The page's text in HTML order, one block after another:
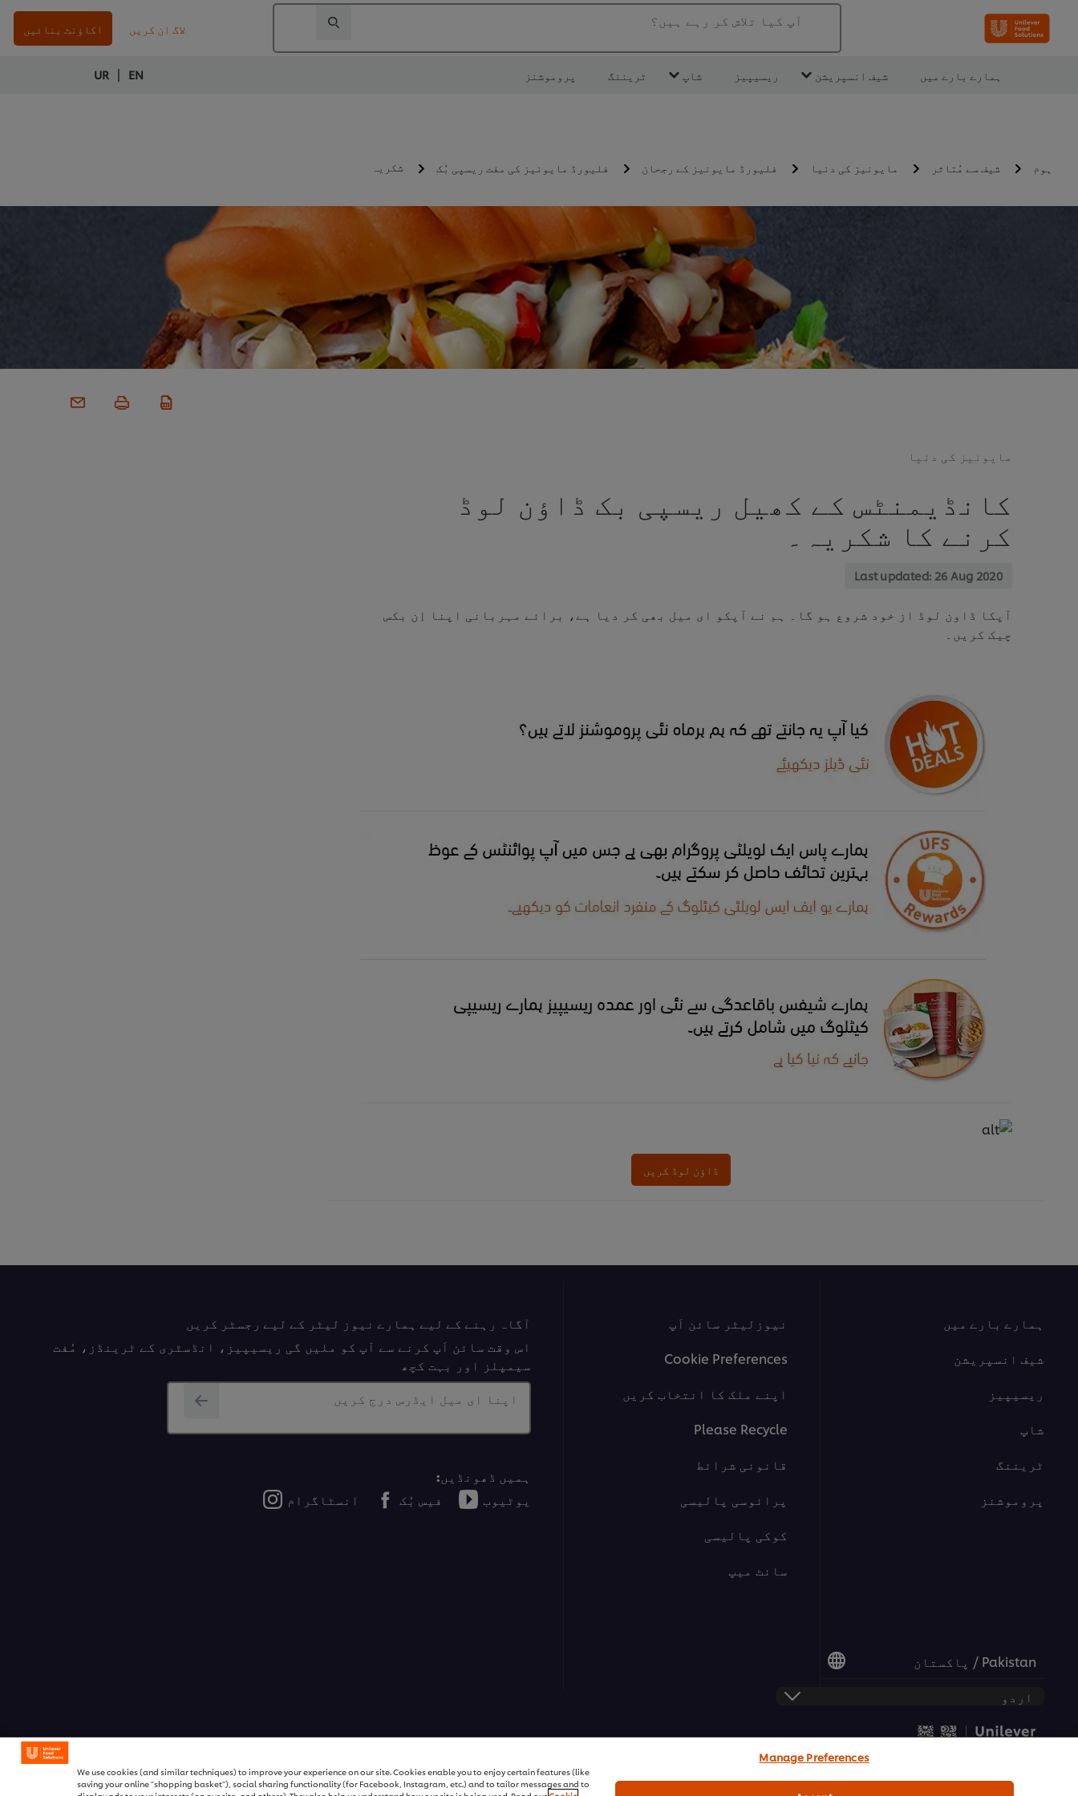
آپ کیا تلاش کر رہے ہیں؟ لاگ ان کریں اکاؤنٹ بنائیں
ہمارے بارے میں شیف انسپریشن ریسیپیز شاپ ٹریننگ پروموشنز EN
|
UR
ہوم شیف سے مُتاثر مایونیز کی دنیا فلیورڈ مایونیز کے رجحان فلیورڈ مایونیز کی مفت ریسپی بُک شکریہ
مایونیز کی دنیا
کانڈیمنٹس کے کھیل ریسپی بک ڈاؤن لوڈ
کرنے کا شکریہ۔
Last updated: 26 Aug 2020
آپکا ڈاون لوڈ از خود شروع ہو گا۔ ہم نے آپکو ای میل بھی کر دیا ہے، برائے مہربانی اپنا اِن بکس
چیک کریں۔
ڈاؤن لوڈ کریں
ہمارے بارے میں
شیف انسپریشن
ریسیپیز
شاپ
ٹریننگ
پروموشنز
نیوزلیٹر سائن اَپ
Cookie Preferences
اپنے ملک کا انتخاب کریں
Please Recycle
قانونی شرائط
پرائوسی پالیسی
کوکی پالیسی
سائٹ میپ
آگاہ رہنے کے لیے ہمارے نیوز لیٹر کے لیے رجسٹر کریں
اس وقت سائن اَپ کرنے سے آپ کو ملیں گی ریسیپیز، انڈسٹری کے ٹرینڈز، مُفت
سیمپلز اور بہت کچھ
اپنا ای میل ایڈرس درج کریں
ہمیں ڈھونڈیں:
یوٹیوب
فیس بُک انسٹاگرام
Pakistan / پاکستان
We use cookies (and similar techniques) to improve your experience on our site. Cookies enable you to enjoy certain features (like
saving your online "shopping basket"), social sharing functionality (for Facebook, Instagram, etc.) and to tailor messages and to
Manage Preferences